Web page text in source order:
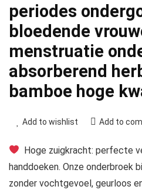
periodes
bloedende
menstruatie
absorberend
bamboe hoge
Add to wishlist Add to
Hoge zuigkracht: perfecte
handdoeken. Onze onderbroek
zonder vochtgevoel, geurloos